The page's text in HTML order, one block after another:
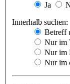
Ja
Innerhalb suchen:
Betreff
Nur im
Nur im
Nur im